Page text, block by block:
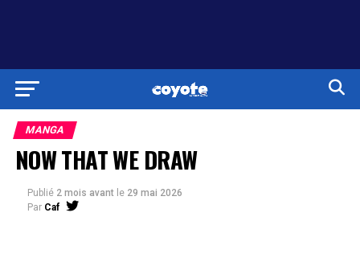
MANGA
NOW THAT WE DRAW
Publié 2 mois avant le 29 mai 2026
Par Caf